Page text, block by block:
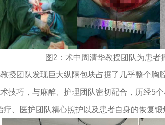
图2：术中周清华教授团队为患者
授团队发现巨大纵隔包块占据了几乎整个
技巧，与麻醉、护理团队密切配合，历经5
、医护团队精心照护以及患者自身的恢复锻